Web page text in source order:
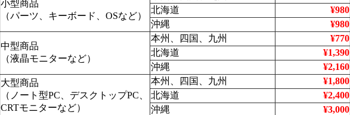
小型商品
（パーツ、キーボード、OSなど）
北海道
¥980
沖縄
¥980
中型商品
（液晶モニターなど）
本州、四国、九州
¥770
北海道
¥1,390
沖縄
¥2,160
大型商品
（ノート型PC、デスクトップPC、
CRTモニターなど）
本州、四国、九州
¥1,800
北海道
¥2,400
沖縄
¥3,000